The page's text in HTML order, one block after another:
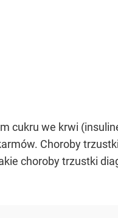
cukru we krwi
Choroby
choroby trzustki